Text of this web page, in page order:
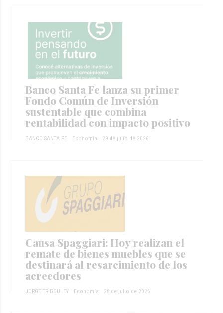
Banco Santa Fe lanza su primer
Fondo Común de Inversión
sustentable que combina
rentabilidad con impacto positivo
BANCO SANTA FE Economía 29 de julio de 2026
Causa Spaggiari: Hoy realizan el
remate de bienes muebles que se
destinará al resarcimiento de los
acreedores
JORGE TRIBOULEY Economía 28 de julio de 2026